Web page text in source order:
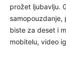
prožet ljubavlju.
samopouzdanje,
biste za deset i
mobitelu, video